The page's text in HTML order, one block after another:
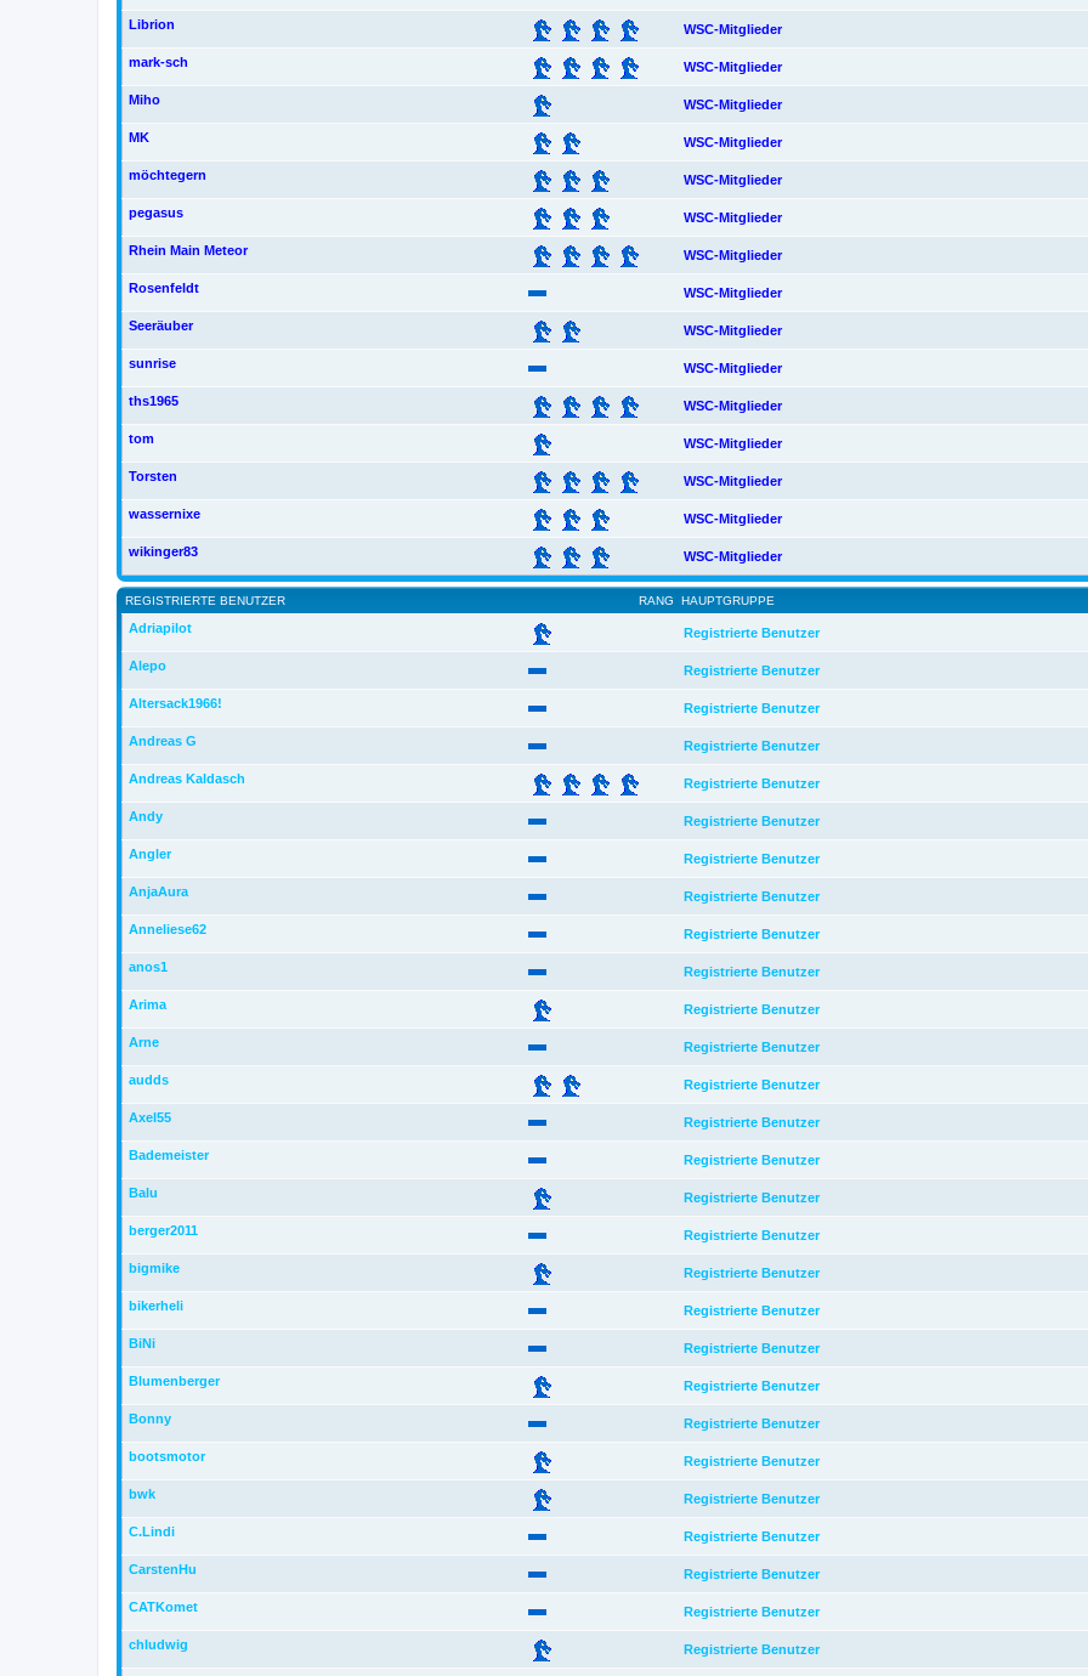
Librion WSC-Mitglieder
mark-sch WSC-Mitglieder
Miho WSC-Mitglieder
MK WSC-Mitglieder
möchtegern WSC-Mitglieder
pegasus WSC-Mitglieder
Rhein Main Meteor WSC-Mitglieder
Rosenfeldt WSC-Mitglieder
Seeräuber WSC-Mitglieder
sunrise WSC-Mitglieder
ths1965 WSC-Mitglieder
tom WSC-Mitglieder
Torsten WSC-Mitglieder
wassernixe WSC-Mitglieder
wikinger83 WSC-Mitglieder
RANG
REGISTRIERTE BENUTZER HAUPTGRUPPE
Adriapilot Registrierte Benutzer
Alepo Registrierte Benutzer
Altersack1966! Registrierte Benutzer
Andreas G Registrierte Benutzer
Andreas Kaldasch Registrierte Benutzer
Andy Registrierte Benutzer
Angler Registrierte Benutzer
AnjaAura Registrierte Benutzer
Anneliese62 Registrierte Benutzer
anos1 Registrierte Benutzer
Arima Registrierte Benutzer
Arne Registrierte Benutzer
audds Registrierte Benutzer
Axel55 Registrierte Benutzer
Bademeister Registrierte Benutzer
Balu Registrierte Benutzer
berger2011 Registrierte Benutzer
bigmike Registrierte Benutzer
bikerheli Registrierte Benutzer
BiNi Registrierte Benutzer
Blumenberger Registrierte Benutzer
Bonny Registrierte Benutzer
bootsmotor Registrierte Benutzer
bwk Registrierte Benutzer
C.Lindi Registrierte Benutzer
CarstenHu Registrierte Benutzer
CATKomet Registrierte Benutzer
chludwig Registrierte Benutzer